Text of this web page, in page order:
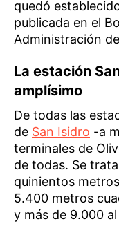
quedó
publicada en el
Administración
La estación
amplísimo
De todas las
de San Isidro -a
terminales de
de todas. Se
quinientos
5.400 metros
y más de 9.000